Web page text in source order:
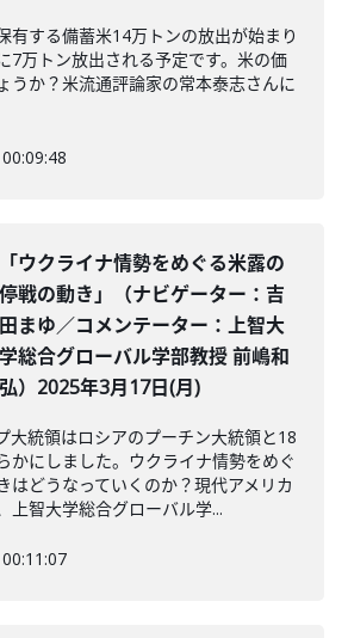
有する備蓄米14万トンの放出が始まり
7万トン放出される予定です。米の価
うか？米流通評論家の常本泰志さんに
00:09:48
「ウクライナ情勢をめぐる米露の
停戦の動き」（ナビゲーター：吉
田まゆ／コメンテーター：上智大
学総合グローバル学部教授 前嶋和
弘）2025年3月17日(月)
大統領はロシアのプーチン大統領と18
かにしました。ウクライナ情勢をめぐ
はどうなっていくのか？現代アメリカ
上智大学総合グローバル学...
00:11:07